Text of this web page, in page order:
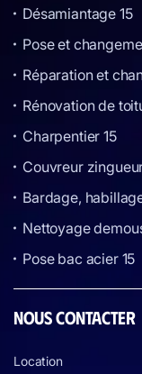
Désamiantage 15
Pose et
Réparation et
Rénovation de
Charpentier 15
Couvreur
Bardage,
Nettoyage
Pose bac acier 15
NOUS CONTACTER
Location